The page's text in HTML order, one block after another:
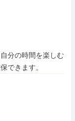
分の時間を楽しむ
できます。